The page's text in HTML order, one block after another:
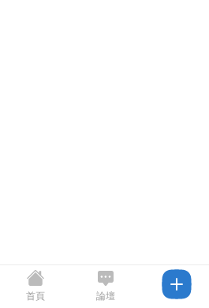
首頁 論壇